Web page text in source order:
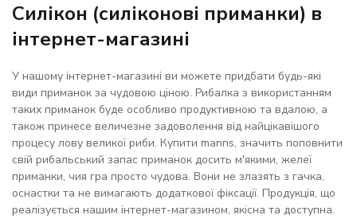
Силікон (силіконові приманки) в
інтернет-магазині
У нашому інтернет-магазині ви можете придбати будь-які
види приманок за чудовою ціною. Рибалка з використанням
таких приманок буде особливо продуктивною та вдалою, а
також принесе величезне задоволення від найцікавішого
процесу лову великої риби. Купити manns, значить поповнити
свій рибальський запас приманок досить м'якими, желеї
приманки, чия гра просто чудова. Вони не злазять з гачка,
оснастки та не вимагають додаткової фіксації. Продукція, що
реалізується нашим інтернет-магазином, якісна та доступна.